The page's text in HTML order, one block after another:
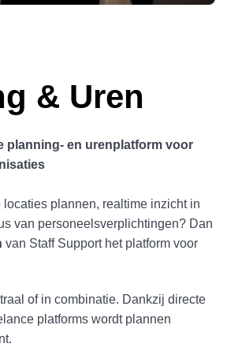
& Uren
planning- en urenplatform voor
plannen, realtime inzicht in
van personeelsverplichtingen? Dan
van Staff Support het platform voor
of in combinatie. Dankzij directe
platforms wordt plannen